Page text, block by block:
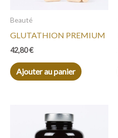
Beauté
GLUTATHION PREMIUM
42,80€
Ajouter au panier